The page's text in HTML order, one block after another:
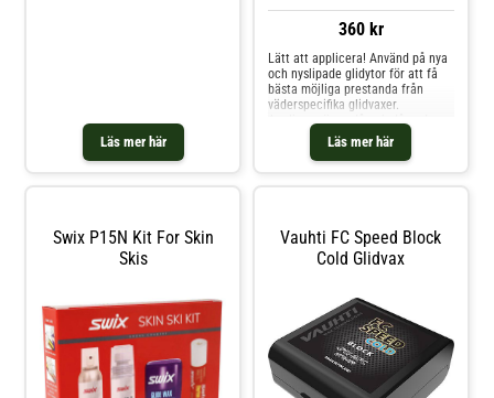
Läs mer här
360 kr
Läs mer här
Lätt att applicera! Använd på nya
och nyslipade glidytor för att få
bästa möjliga prestanda från
väderspecifika glidvaxer.
Applicera även då och då under
säsongen. - Ingen
värmebehandling behövs -
Förbättrar väderspecifika vaxets p
Swix P15N Kit For Skin
Skis
Vauhti FC Speed Block
Cold Glidvax